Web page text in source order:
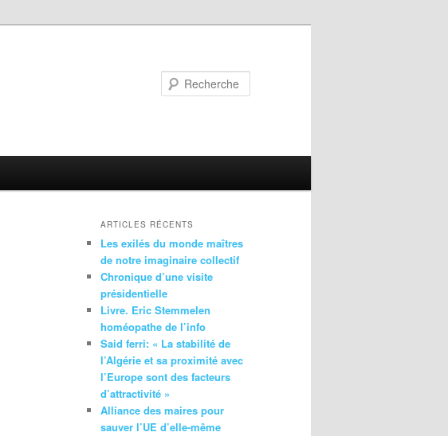
ARTICLES RÉCENTS
Les exilés du monde maîtres
de notre imaginaire collectif
Chronique d’une visite
présidentielle
Livre. Eric Stemmelen
homéopathe de l’info
Said ferri: « La stabilité de
l’Algérie et sa proximité avec
l’Europe sont des facteurs
d’attractivité »
Alliance des maires pour
sauver l’UE d’elle-même